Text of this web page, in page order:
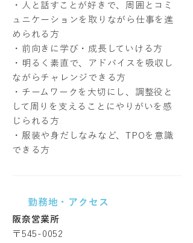
・人と話すことが好きで、周囲とコミ
ュニケーションを取りながら仕事を進
められる方
・前向きに学び・成長していける方
・明るく素直で、アドバイスを吸収し
ながらチャレンジできる方
・チームワークを大切にし、調整役と
して周りを支えることにやりがいを感
じられる方
・服装や身だしなみなど、TPOを意識
できる方
勤務地・アクセス
阪奈営業所
〒545-0052